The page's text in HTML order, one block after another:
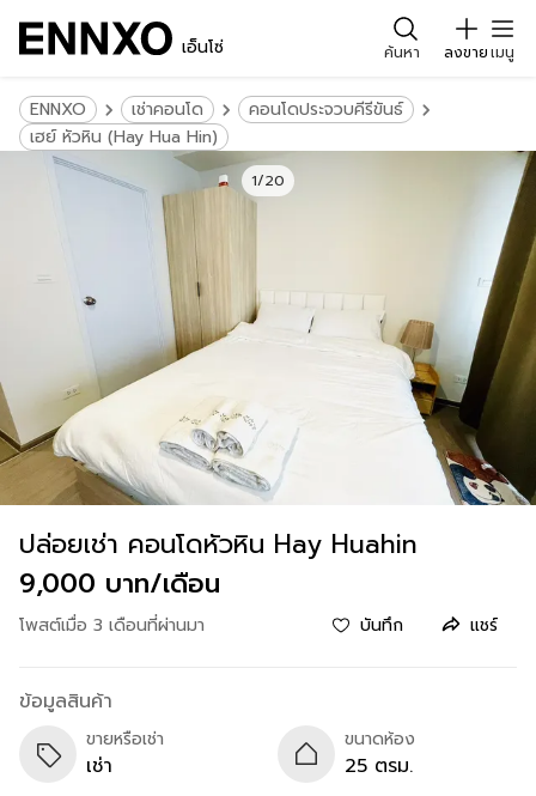
เอ็นโซ่ ค้นหา ลงขายเมนู
ENNXO เช่าคอนโด
คอนโดประจวบคีรีขันธ์
เฮย์ หัวหิน (Hay Hua Hin)
1/20
ปล่อยเช่า คอนโดหัวหิน Hay Huahin
9,000 บาท/เดือน
โพสต์เมื่อ 3 เดือนที่ผ่านมา บันทึก แชร์
ข้อมูลสินค้า
ขายหรือเช่า
เช่า
ขนาดห้อง
25 ตรม.